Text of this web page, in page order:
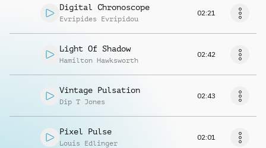
Digital Chronoscope
Evripides Evripidou
02:21
Light Of Shadow
Hamilton Hawksworth
02:42
Vintage Pulsation
Dip T Jones
02:43
Pixel Pulse
Louis Edlinger
02:01